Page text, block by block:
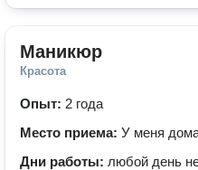
Маникюр
Красота
Опыт: 2 года
Место приема: У меня
Дни работы: любой день